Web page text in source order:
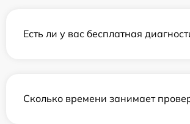
Есть ли у вас бесплатная
Сколько времени занимает